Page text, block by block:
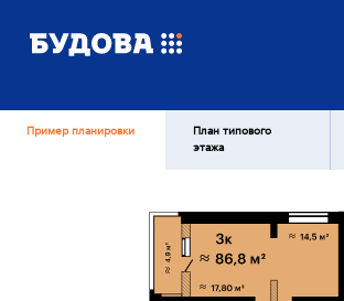
Пример планировки
План типового
этажа